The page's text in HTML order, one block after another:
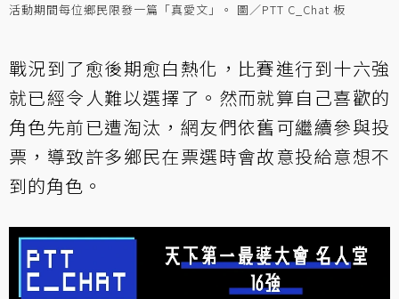
活動期間每位鄉民限發一篇「真愛文」。 圖／PTT C_Chat 板
戰況到了愈後期愈白熱化，比賽進行到十六強
就已經令人難以選擇了。然而就算自己喜歡的
角色先前已遭淘汰，網友們依舊可繼續參與投
票，導致許多鄉民在票選時會故意投給意想不
到的角色。